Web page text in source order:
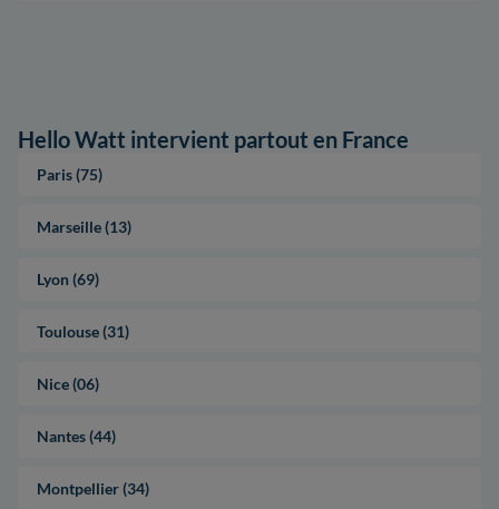
Hello Watt intervient partout en France
Paris (75)
Marseille (13)
Lyon (69)
Toulouse (31)
Nice (06)
Nantes (44)
Montpellier (34)